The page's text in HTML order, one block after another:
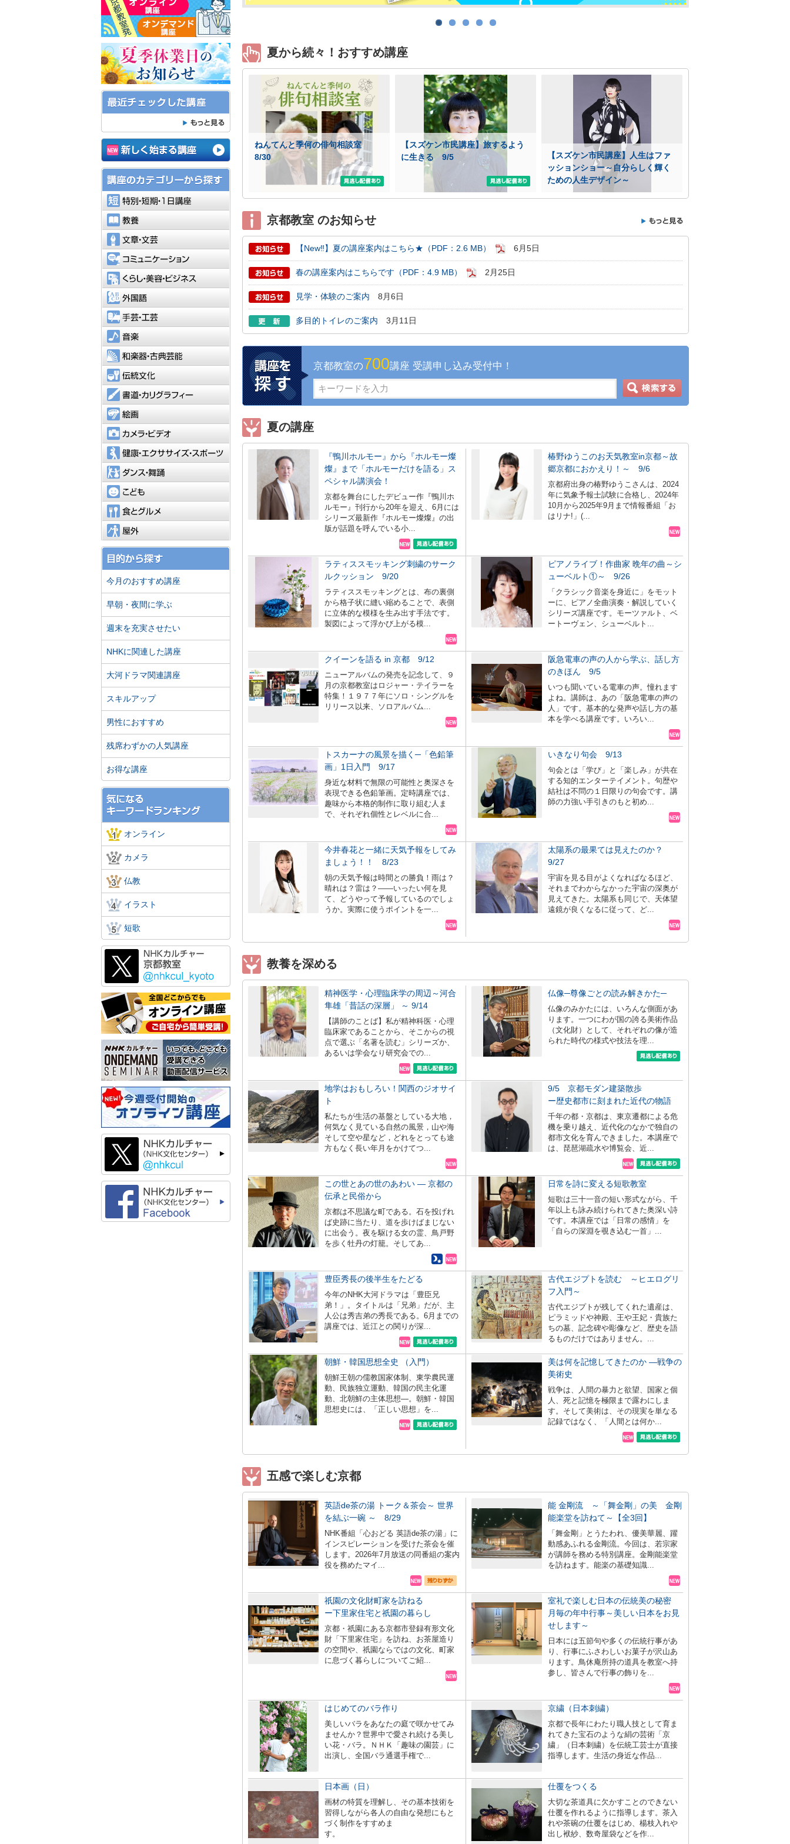
夏から続々！おすすめ講座
ねんてんと季何の俳句相談室
8/30
【スズケン市民講座】旅するよう
に生きる 9/5
【スズケン市民講座】人生はファ
ッションショー～自分らしく輝く
ための人生デザイン～
京都教室 のお知らせ
【New‼】夏の講座案内はこちら★（PDF：2.6 MB） 6月5日
春の講座案内はこちらです（PDF：4.9 MB） 2月25日
見学・体験のご案内 8月6日
多目的トイレのご案内 3月11日
京都教室の700講座 受講申し込み受付中！
夏の講座
『鴨川ホルモー』から『ホルモー燦
燦』まで「ホルモーだけを語る」ス
ペシャル講演会！
京都を舞台にしたデビュー作『鴨川ホ
ルモー』刊行から20年を迎え、6月には
シリーズ最新作『ホルモー燦燦』の出
版が話題を呼んでいる小...
椿野ゆうこのお天気教室in京都～故
郷京都におかえり！～ 9/6
京都府出身の椿野ゆうこさんは、2024
年に気象予報士試験に合格し、2024年
10月から2025年9月まで情報番組「お
はリナ!」(...
ラティススモッキング刺繍のサーク
ルクッション 9/20
ラティススモッキングとは、布の裏側
から格子状に縫い縮めることで、表側
に立体的な模様を生み出す手法です。
製図によって浮かび上がる模...
ピアノライブ！作曲家 晩年の曲～シ
ューベルト①～ 9/26
「クラシック音楽を身近に」をモット
ーに、ピアノ全曲演奏・解説していく
シリーズ講座です。モーツァルト、ベ
ートーヴェン、シューベルト...
クイーンを語る in 京都 9/12
ニューアルバムの発売を記念して、９
月の京都教室はロジャー・テイラーを
特集！１９７７年にソロ・シングルを
リリース以来、ソロアルバム...
阪急電車の声の人から学ぶ、話し方
のきほん 9/5
いつも聞いている電車の声。憧れます
よね。講師は、あの「阪急電車の声の
人」です。基本的な発声や話し方の基
本を学べる講座です。いろい...
トスカーナの風景を描く─「色鉛筆
画」1日入門 9/17
身近な材料で無限の可能性と奥深さを
表現できる色鉛筆画。定時講座では、
趣味から本格的制作に取り組む人ま
で、それぞれ個性とレベルに合...
いきなり句会 9/13
句会とは「学び」と「楽しみ」が共在
する知的エンターテイメント。句歴や
結社は不問の１日限りの句会です。講
師の力強い手引きのもと初め...
今井春花と一緒に天気予報をしてみ
ましょう！！ 8/23
朝の天気予報は時間との勝負！雨は？
晴れは？雷は？――いったい何を見
て、どうやって予報しているのでしょ
うか。実際に使うポイントを一...
太陽系の最果ては見えたのか？
9/27
宇宙を見る目がよくなればなるほど、
それまでわからなかった宇宙の深奥が
見えてきた。太陽系も同じで、天体望
遠鏡が良くなるに従って、ど...
教養を深める
精神医学・心理臨床学の周辺～河合
隼雄「昔話の深層」 ～ 9/14
【講師のことば】私が精神科医・心理
臨床家であることから、そこからの視
点で選ぶ「名著を読む」シリーズか、
あるいは学会なり研究会での...
仏像─尊像ごとの読み解きかた─
仏像のみかたには、いろんな側面があ
ります。一つにわが国の誇る美術作品
（文化財）として、それぞれの像が造
られた時代の様式や技法を理...
地学はおもしろい！関西のジオサイ
ト
私たちが生活の基盤としている大地，
何気なく見ている自然の風景，山や海
そして空や星など，どれをとっても途
方もなく長い年月をかけてつ...
9/5 京都モダン建築散歩
ー歴史都市に刻まれた近代の物語
千年の都・京都は、東京遷都による危
機を乗り越え、近代化のなかで独自の
都市文化を育んできました。本講座で
は、琵琶湖疏水や博覧会、近...
この世とあの世のあわい ― 京都の
伝承と民俗から
京都は不思議な町である。石を投げれ
ば史跡に当たり、道を歩けばまじない
に出会う。夜を駆ける女の霊、鳥戸野
を歩く牡丹の灯籠。そしてあ...
日常を詩に変える短歌教室
短歌は三十一音の短い形式ながら、千
年以上も詠み続けられてきた奥深い詩
です。本講座では「日常の感情」を
「自らの深淵を覗き込む一首」...
豊臣秀長の後半生をたどる
今年のNHK大河ドラマは「豊臣兄
弟！」。タイトルは「兄弟」だが、主
人公は秀吉弟の秀長である。6月までの
講座では、近江との関りが深...
古代エジプトを読む ～ヒエログリ
フ入門～
古代エジプトが残してくれた遺産は、
ピラミッドや神殿、王や王妃・貴族た
ちの墓、記念碑や彫像など、歴史を語
るものだけではありません。...
朝鮮・韓国思想全史 （入門）
朝鮮王朝の儒教国家体制、東学農民運
動、民族独立運動、韓国の民主化運
動、北朝鮮の主体思想―。朝鮮・韓国
思想史には、「正しい思想」を...
美は何を記憶してきたのか ―戦争の
美術史
戦争は、人間の暴力と欲望、国家と個
人、死と記憶を極限まで露わにしま
す。そして美術は、その現実を単なる
記録ではなく、「人間とは何か...
五感で楽しむ京都
英語de茶の湯 トーク＆茶会～ 世界
を結ぶ一碗 ～ 8/29
NHK番組「心おどる 英語de茶の湯」に
インスピレーションを受けた茶会を催
します。2026年7月放送の同番組の案内
役を務めたマイ...
能 金剛流 ～「舞金剛」の美 金剛
能楽堂を訪ねて～【全3回】
「舞金剛」とうたわれ、優美華麗、躍
動感あふれる金剛流。今回は、若宗家
が講師を務める特別講座。金剛能楽堂
を訪ねます。能楽の基礎知識...
祇園の文化財町家を訪ねる
ー下里家住宅と祇園の暮らし
京都・祇園にある京都市登録有形文化
財「下里家住宅」を訪ね、お茶屋造り
の空間や、祇園ならではの文化、町家
に息づく暮らしについてご紹...
室礼で楽しむ日本の伝統美の秘密
月毎の年中行事～美しい日本をお見
せします～
日本には五節句や多くの伝統行事があ
り、行事にふさわしいお菓子が沢山あ
ります。鳥休庵所持の道具を教室へ持
参し、皆さんで行事の飾りを...
はじめてのバラ作り
美しいバラをあなたの庭で咲かせてみ
ませんか？世界中で愛され続ける美し
い花・バラ。ＮＨＫ「趣味の園芸」に
出演し、全国バラ通選手権で...
京繍（日本刺繍）
京都で長年にわたり職人技として育ま
れてきた宝石のような絹の芸術「京
繍」（日本刺繍）を伝統工芸士が直接
指導します。生活の身近な作品...
日本画（日）
画材の特質を理解し、その基本技術を
習得しながら各人の自由な発想にもと
づく制作をすすめま
す。 ...
仕覆をつくる
大切な茶道具に欠かすことのできない
仕覆を作れるように指導します。茶入
れや茶碗の仕覆をはじめ、楊枝入れや
出し袱紗、数奇屋袋などを作...
特別・短期・1日講座
文章・文芸
コミュニケーション
くらし・美容・ビジネス
外国語
手芸・工芸
音楽
和楽器・古典芸能
伝統文化
書道・カリグラフィー
カメラ・ビデオ
健康・エクササイズ・スポーツ
ダンス・舞踊
食とグルメ
今月のおすすめ講座
早朝・夜間に学ぶ
週末を充実させたい
NHKに関連した講座
大河ドラマ関連講座
スキルアップ
男性におすすめ
残席わずかの人気講座
お得な講座
オンライン
カメラ
仏教
イラスト
短歌